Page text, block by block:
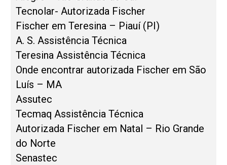
Tecnolar- Autorizada Fischer
Fischer em Teresina – Piauí (PI)
A. S. Assistência Técnica
Teresina Assistência Técnica
Onde encontrar autorizada Fischer em São
Luís – MA
Assutec
Tecmaq Assistência Técnica
Autorizada Fischer em Natal – Rio Grande
do Norte
Senastec